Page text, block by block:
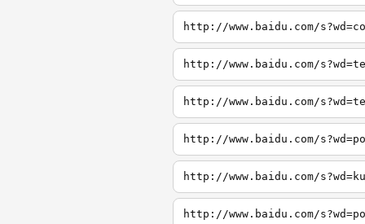
http://www.baidu.com/
http://www.baidu.com/
http://www.baidu.com/
http://www.baidu.com/
http://www.baidu.com/
http://www.baidu.com/